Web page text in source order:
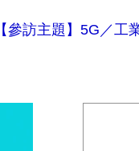
【參訪主題】5G／